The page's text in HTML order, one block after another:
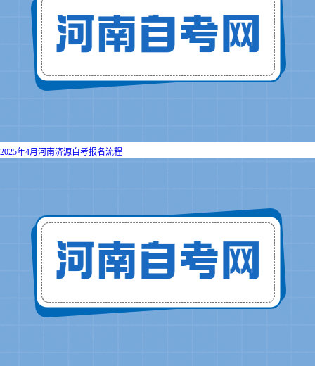
2025年4月河南济源自考报名流程